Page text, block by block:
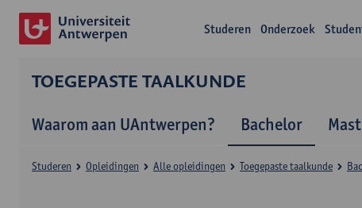
Studeren Onderzoek
TOEGEPASTE TAALKUNDE
Waarom aan UAntwerpen? Bachelor
Studeren Opleidingen Alle opleidingen Toegepaste taalkunde